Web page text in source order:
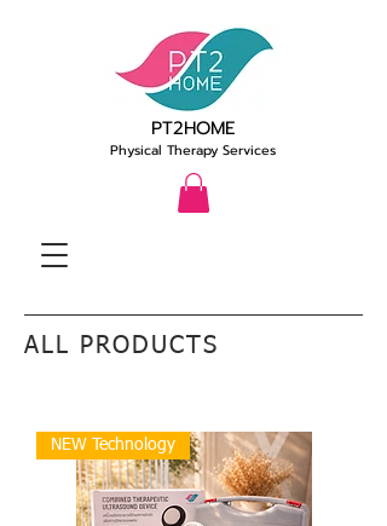
PT2HOME
Physical Therapy Services
ALL PRODUCTS
NEW Technology